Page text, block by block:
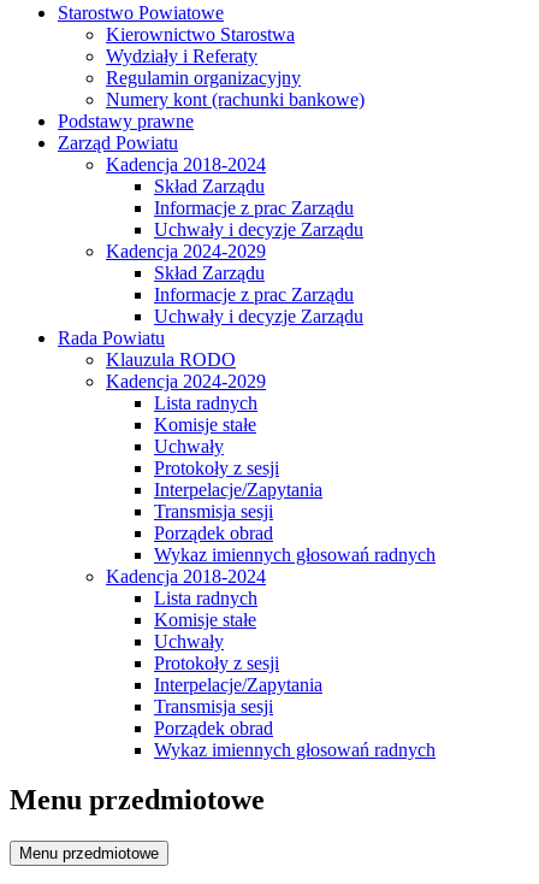
Starostwo Powiatowe
Kierownictwo Starostwa
Wydziały i Referaty
Regulamin organizacyjny
Numery kont (rachunki bankowe)
Podstawy prawne
Zarząd Powiatu
Kadencja 2018-2024
Skład Zarządu
Informacje z prac Zarządu
Uchwały i decyzje Zarządu
Kadencja 2024-2029
Skład Zarządu
Informacje z prac Zarządu
Uchwały i decyzje Zarządu
Rada Powiatu
Klauzula RODO
Kadencja 2024-2029
Lista radnych
Komisje stałe
Uchwały
Protokoły z sesji
Interpelacje/Zapytania
Transmisja sesji
Porządek obrad
Wykaz imiennych głosowań radnych
Kadencja 2018-2024
Lista radnych
Komisje stałe
Uchwały
Protokoły z sesji
Interpelacje/Zapytania
Transmisja sesji
Porządek obrad
Wykaz imiennych głosowań radnych
Menu przedmiotowe
Menu przedmiotowe